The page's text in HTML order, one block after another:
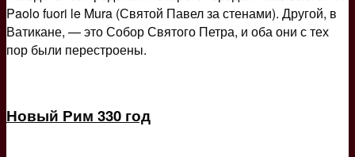
Paolo fuori le Mura (Святой Павел за стенами). Другой, в
Ватикане, — это Собор Святого Петра, и оба они с тех
пор были перестроены.
Новый Рим 330 год